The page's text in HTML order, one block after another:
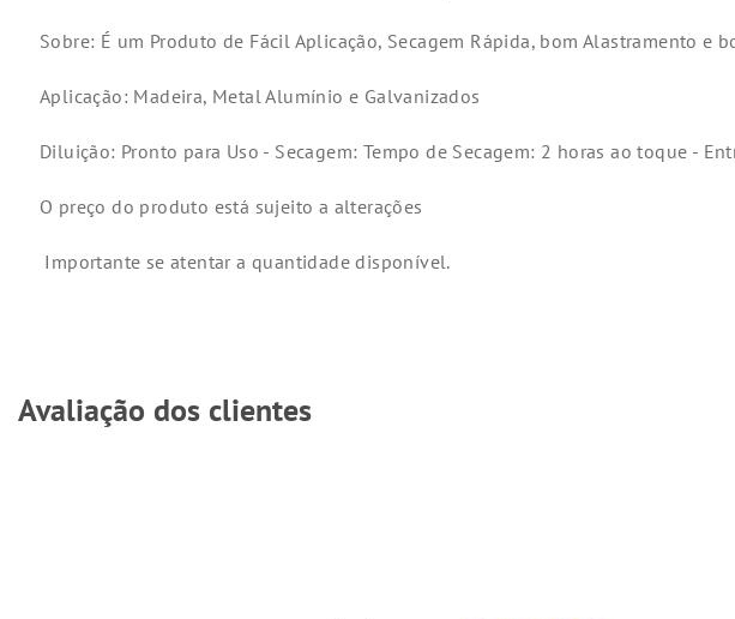
Sobre: É um Produto de Fácil Aplicação, Secagem Rápida, bom Alastramento e
Aplicação: Madeira, Metal Alumínio e Galvanizados
Diluição: Pronto para Uso - Secagem: Tempo de Secagem: 2 horas ao toque -
O preço do produto está sujeito a alterações
Importante se atentar a quantidade disponível.
Avaliação dos clientes